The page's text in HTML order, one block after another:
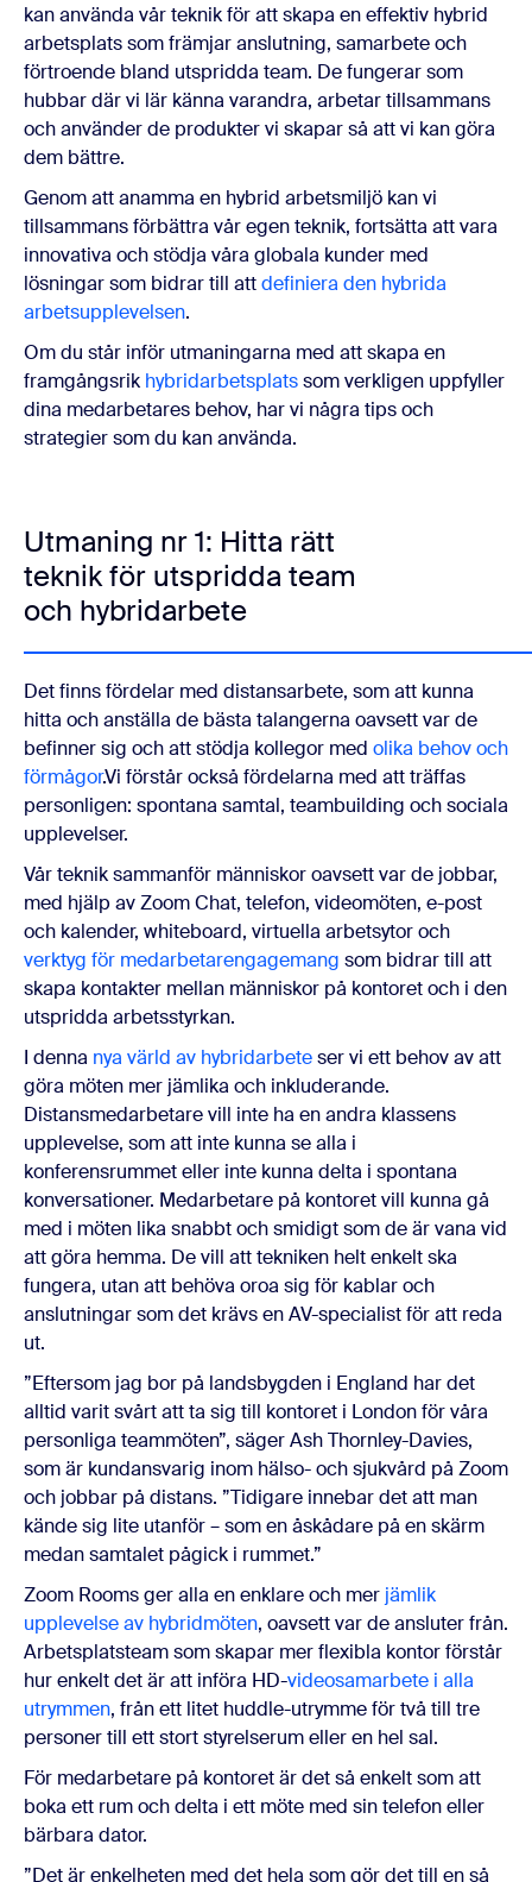
kan använda vår teknik för att skapa en effektiv hybrid
arbetsplats som främjar anslutning, samarbete och
förtroende bland utspridda team. De fungerar som
hubbar där vi lär känna varandra, arbetar tillsammans
och använder de produkter vi skapar så att vi kan göra
dem bättre.
Genom att anamma en hybrid arbetsmiljö kan vi
tillsammans förbättra vår egen teknik, fortsätta att vara
innovativa och stödja våra globala kunder med
lösningar som bidrar till attdefiniera den hybrida
arbetsupplevelsen.
Om du står inför utmaningarna med att skapa en
framgångsrik hybridarbetsplatssom verkligen uppfyller
dina medarbetares behov, har vi några tips och
strategier som du kan använda.
Utmaning nr 1: Hitta rätt
teknik för utspridda team
och hybridarbete
Det finns fördelar med distansarbete, som att kunna
hitta och anställa de bästa talangerna oavsett var de
befinner sig och att stödja kollegor med olika behov och
förmågor.Vi förstår också fördelarna med att träffas
personligen: spontana samtal, teambuilding och sociala
upplevelser.
Vår teknik sammanför människor oavsett var de jobbar,
med hjälp av Zoom Chat, telefon, videomöten, e-post
och kalender, whiteboard, virtuella arbetsytor och
verktyg för medarbetarengagemang som bidrar till att
skapa kontakter mellan människor på kontoret och i den
utspridda arbetsstyrkan.
I denna nya värld av hybridarbeteser vi ett behov av att
göra möten mer jämlika och inkluderande.
Distansmedarbetare vill inte ha en andra klassens
upplevelse, som att inte kunna se alla i
konferensrummet eller inte kunna delta i spontana
konversationer. Medarbetare på kontoret vill kunna gå
med i möten lika snabbt och smidigt som de är vana vid
att göra hemma. De vill att tekniken helt enkelt ska
fungera, utan att behöva oroa sig för kablar och
anslutningar som det krävs en AV-specialist för att reda
ut.
”Eftersom jag bor på landsbygden i England har det
alltid varit svårt att ta sig till kontoret i London för våra
personliga teammöten”, säger Ash Thornley-Davies,
som är kundansvarig inom hälso- och sjukvård på Zoom
och jobbar på distans. ”Tidigare innebar det att man
kände sig lite utanför – som en åskådare på en skärm
medan samtalet pågick i rummet.”
Zoom Rooms ger alla en enklare och mer jämlik
upplevelse av hybridmöten, oavsett var de ansluter från.
Arbetsplatsteam som skapar mer flexibla kontor förstår
hur enkelt det är att införa HD-videosamarbete i alla
utrymmen, från ett litet huddle-utrymme för två till tre
personer till ett stort styrelserum eller en hel sal.
För medarbetare på kontoret är det så enkelt som att
boka ett rum och delta i ett möte med sin telefon eller
bärbara dator.
”Det är enkelheten med det hela som gör det till en så